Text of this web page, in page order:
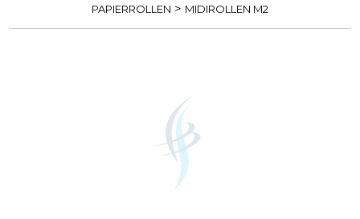
PAPIERROLLEN > MIDIROLLEN M2